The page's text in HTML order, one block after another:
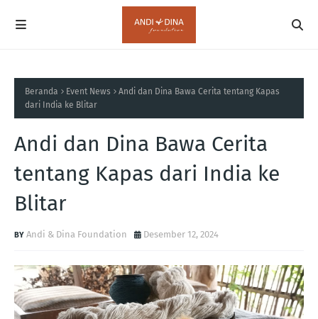
Beranda Event News
Andi dan Dina Bawa Cerita tentang Kapas
dari India ke Blitar
Andi dan Dina Bawa Cerita
tentang Kapas dari India ke
Blitar
Andi & Dina Foundation Desember 12, 2024